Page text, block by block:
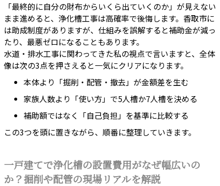
「最終的に自分の財布からいくら出ていくのか」が見えない
まま進めると、浄化槽工事は高確率で後悔します。香取市に
は助成制度がありますが、仕組みを誤解すると補助金が減っ
たり、最悪ゼロになることもあります。
水道・排水工事に関わってきた私の視点で言いますと、全体
像は次の3点を押さえると一気にクリアになります。
本体より「掘削・配管・撤去」が金額差を生む
家族人数より「使い方」で5人槽か7人槽を決める
補助額ではなく「自己負担」を基準に比較する
この3つを頭に置きながら、順番に整理していきます。
一戸建てで浄化槽の設置費用がなぜ幅広いの
か？掘削や配管の現場リアルを解説